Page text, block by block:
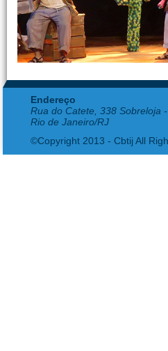
Endereço
Rua do Catete, 338 Sobreloja
Rio de Janeiro/RJ
©Copyright 2013 - Cbtij All